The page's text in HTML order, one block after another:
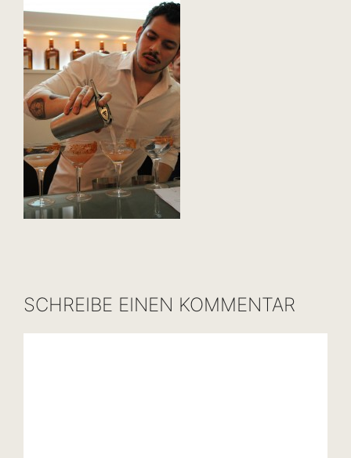
SCHREIBE EINEN KOMMENTAR